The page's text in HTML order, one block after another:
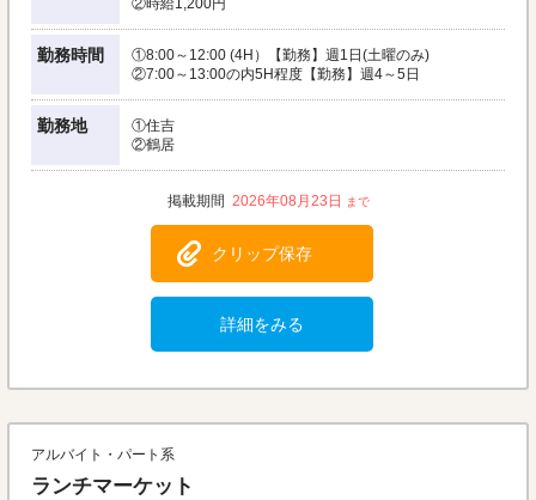
②時給1,200円
勤務時間
①8:00～12:00 (4H）【勤務】週1日(土曜のみ)
②7:00～13:00の内5H程度【勤務】週4～5日
勤務地
①住吉
②鶴居
2026年08月23日
クリップ保存
詳細をみる
アルバイト・パート系
ランチマーケット